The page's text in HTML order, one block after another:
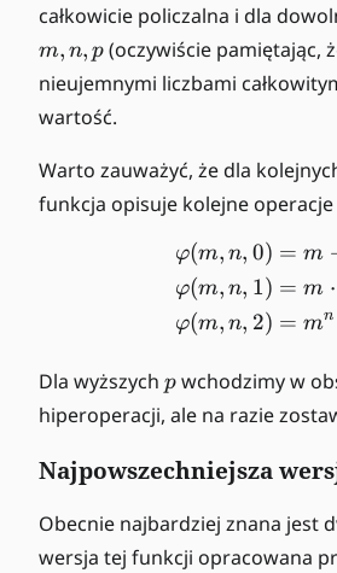
całkowicie policzalna i dla
m
,
p
m, n, p (oczywiście pamiętając,
nieujemnymi liczbami
wartość.
Warto zauważyć, że dla
funkcja opisuje kolejne
φ(m, n, 0)
φ(m, n, 1)
φ(m, n, 2)
= m
= m ⋅
= mn
Dla wyższych p
p wchodzimy w
hiperoperacji, ale na razie
Najpowszechniejsza
Obecnie najbardziej znana jest
wersja tej funkcji opracowana